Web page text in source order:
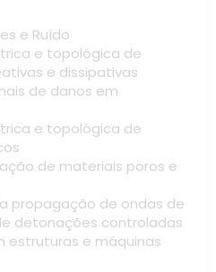
e Ruído
e topológica de
e dissipativas
de danos em
e topológica de
de materiais poros e
propagação de ondas de
detonações controladas
estruturas e máquinas